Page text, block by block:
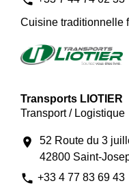
Cuisine traditionnelle
Transports LIOTIER
Transport / Logistique
location_on
52 Route du 3
42800 Saint-
phone +33 4 77 83 69 43